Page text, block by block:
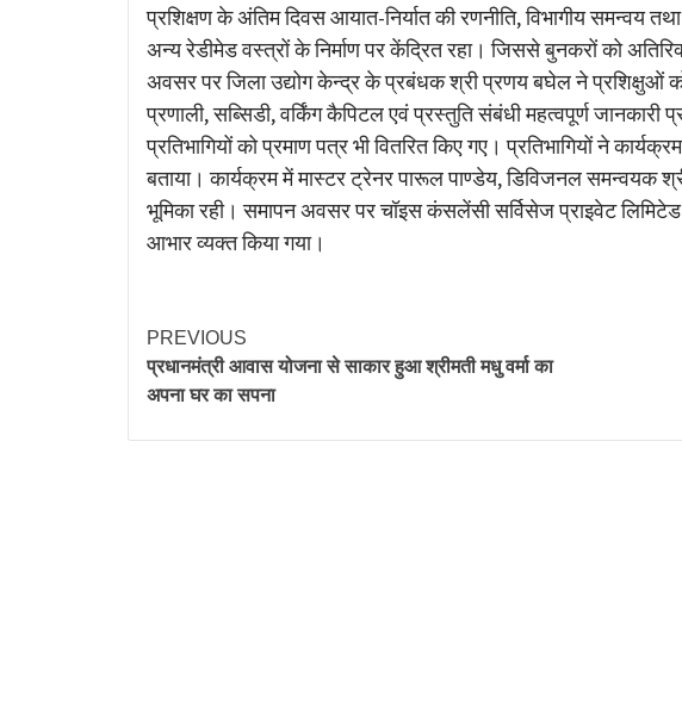
प्रशिक्षण के अंतिम दिवस आयात-निर्यात की रणनीति, विभागीय समन्वय
अन्य रेडीमेड वस्त्रों के निर्माण पर केंद्रित रहा। जिससे बुनकरों को
अवसर पर जिला उद्योग केन्द्र के प्रबंधक श्री प्रणय बघेल ने प्रशिक्षुओं
प्रणाली, सब्सिडी, वर्किंग कैपिटल एवं प्रस्तुति संबंधी महत्वपूर्ण जानकारी
प्रतिभागियों को प्रमाण पत्र भी वितरित किए गए। प्रतिभागियों ने
बताया। कार्यक्रम में मास्टर ट्रेनर पारूल पाण्डेय, डिविजनल समन्वयक
भूमिका रही। समापन अवसर पर चॉइस कंसलेंसी सर्विसेज प्राइवेट लिमिटेड
आभार व्यक्त किया गया।
PREVIOUS
प्रधानमंत्री आवास योजना से साकार हुआ श्रीमती मधु वर्मा का
अपना घर का सपना